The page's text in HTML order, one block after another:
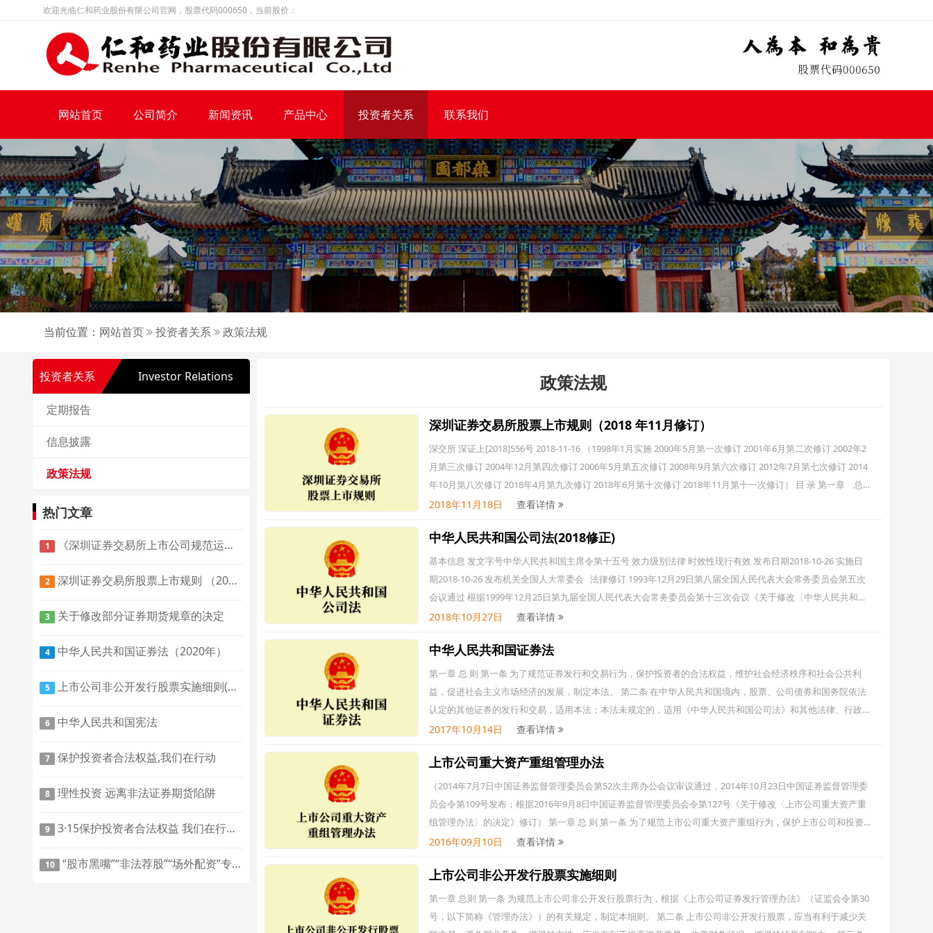
欢迎光临仁和药业股份有限公司官网，股票代码000650，当前股价：
网站首页 公司简介 新闻资讯 产品中心 投资者关系 联系我们
当前位置： 网站首页 投资者关系 政策法规
投资者关系 Investor Relations
定期报告
信息披露
政策法规
热门文章
1 《深圳证券交易所上市公司规范运作指引(2020年修订)》
2 深圳证券交易所股票上市规则 （2019 年 4 月修订）
3 关于修改部分证券期货规章的决定
4 中华人民共和国证券法（2020年）
5 上市公司非公开发行股票实施细则(2020修订)
6 中华人民共和国宪法
7 保护投资者合法权益,我们在行动
8 理性投资 远离非法证券期货陷阱
9 3·15保护投资者合法权益 我们在行动 |什么是非法集资？
10 “股市黑嘴”“非法荐股”“场外配资”专项整治行动宣传材料
政策法规
深圳证券交易所股票上市规则（2018 年11月修订）
深交所 深证上[2018]556号 2018-11-16 （1998年1月实施 2000年5月第一次修订 2001年6月第二次修订 2002年2
月第三次修订 2004年12月第四次修订 2006年5月第五次修订 2008年9月第六次修订 2012年7月第七次修订 2014
年10月第八次修订 2018年4月第九次修订 2018年6月第十次修订 2018年11月第十一次修订） 目 录 第一章 总
则
2018年11月18日 查看详情
中华人民共和国公司法(2018修正)
基本信息 发文字号中华人民共和国主席令第十五号 效力级别法律 时效性现行有效 发布日期2018-10-26 实施日
期2018-10-26 发布机关全国人大常委会 法律修订 1993年12月29日第八届全国人民代表大会常务委员会第五次
会议通过 根据1999年12月25日第九届全国人民代表大会常务委员会第十三次会议《关于修改〈中华人民共和国
公司法〉的决定》第一次修正 根据2004年8月2
2018年10月27日 查看详情
中华人民共和国证券法
第一章 总 则 第一条 为了规范证券发行和交易行为，保护投资者的合法权益，维护社会经济秩序和社会公共利
益，促进社会主义市场经济的发展，制定本法。 第二条 在中华人民共和国境内，股票、公司债券和国务院依法
认定的其他证券的发行和交易，适用本法；本法未规定的，适用《中华人民共和国公司法》和其他法律、行政法
规的规定。 政府债券、证券投资基金份额的上市交易，适用本法；其他法律、行政法规有特别规定的，适用其
2017年10月14日 查看详情
上市公司重大资产重组管理办法
（2014年7月7日中国证券监督管理委员会第52次主席办公会议审议通过，2014年10月23日中国证券监督管理委
员会令第109号发布；根据2016年9月8日中国证券监督管理委员会令第127号《关于修改〈上市公司重大资产重
组管理办法〉的决定》修订） 第一章 总 则 第一条 为了规范上市公司重大资产重组行为，保护上市公司和投资
者的合法权益，促进上市公司质量不断提高，维护证券市场秩序和社会公共利益，根据
2016年09月10日 查看详情
上市公司非公开发行股票实施细则
第一章 总则 第一条 为规范上市公司非公开发行股票行为，根据《上市公司证券发行管理办法》（证监会令第30
号，以下简称《管理办法》）的有关规定，制定本细则。 第二条 上市公司非公开发行股票，应当有利于减少关